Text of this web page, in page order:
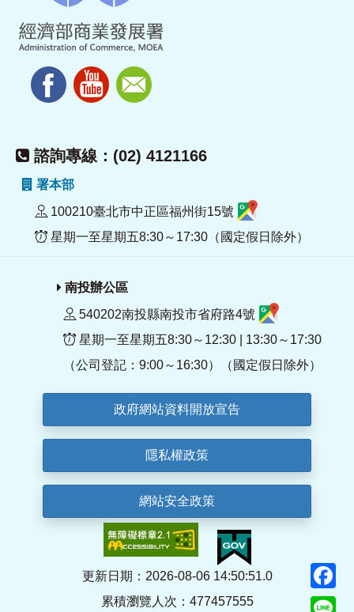
諮詢專線：(02) 4121166
署本部
100210臺北市中正區福州街15號
星期一至星期五8:30～17:30（國定假日除外）
南投辦公區
540202南投縣南投市省府路4號
星期一至星期五8:30～12:30 | 13:30～17:30
（公司登記：9:00～16:30）（國定假日除外）
政府網站資料開放宣告
隱私權政策
網站安全政策
更新日期：2026-08-06 14:50:51.0
累積瀏覽人次：477457555